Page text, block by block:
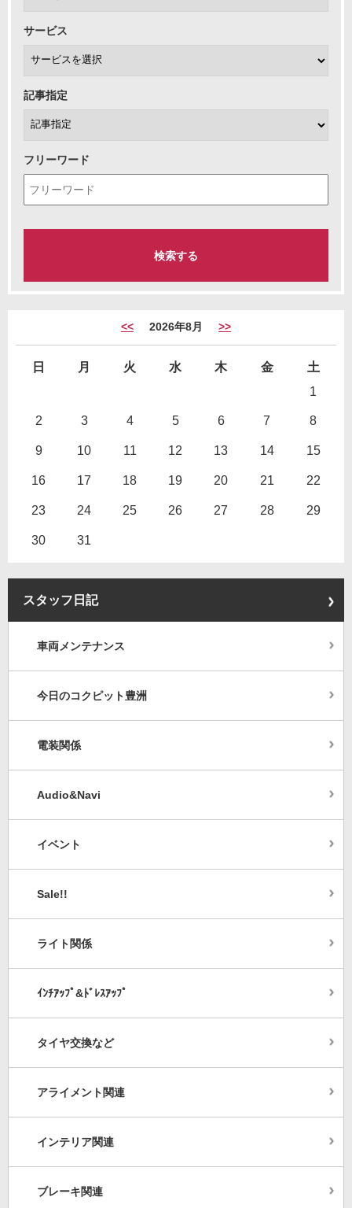
サービス
記事指定
フリーワード
<< 2026年8月 >>
日 月 火 水 木 金
土
1
2 3 4 5 6 7 8
9 10 11 12 13 14 15
16 17 18 19 20 21 22
23 24 25 26 27 28 29
30 31
スタッフ日記
車両メンテナンス
今日のコクピット豊洲
電装関係
Audio&Navi
イベント
Sale!!
ライト関係
ｲﾝﾁｱｯﾌﾟ&ﾄﾞﾚｽｱｯﾌﾟ
タイヤ交換など
アライメント関連
インテリア関連
ブレーキ関連